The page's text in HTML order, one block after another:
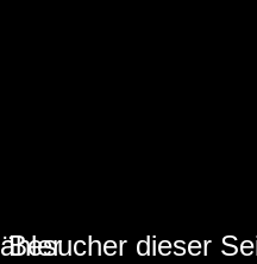
Besucher dieser